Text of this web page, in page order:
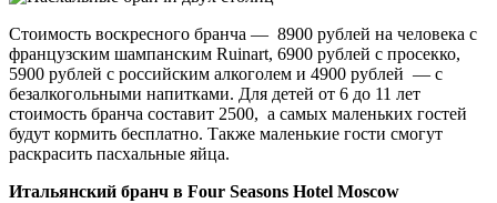
Стоимость воскресного бранча — 8900 рублей на человека с
французским шампанским Ruinart, 6900 рублей с просекко,
5900 рублей с российским алкоголем и 4900 рублей — с
безалкогольными напитками. Для детей от 6 до 11 лет
стоимость бранча составит 2500, а самых маленьких гостей
будут кормить бесплатно. Также маленькие гости смогут
раскрасить пасхальные яйца.
Итальянский бранч в Four Seasons Hotel Moscow